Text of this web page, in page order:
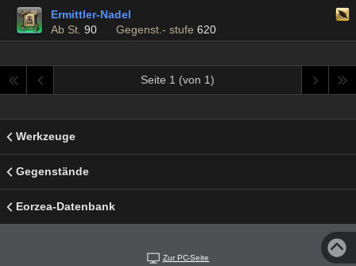
Ermittler-Nadel
Ab St. 90 Gegenst.- stufe 620
Seite 1 (von 1)
Werkzeuge
Gegenstände
Eorzea-Datenbank
Zur PC-Seite